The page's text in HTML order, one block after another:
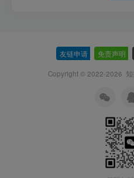
友链申请 免责声明
Copyright © 2022-2026